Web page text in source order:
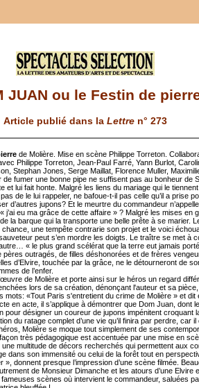
JUAN ou le Festin de
Article publié dans la Lettre n° 273
de Molière. Mise en scène Philippe Torreton.
Philippe Torreton, Jean-Paul Farré, Yann Burlot,
Stephan Jones, Serge Maillat, Florence Muller,
fumer une bonne pipe ne suffisent pas au bonheur de
et lui fait honte. Malgré les liens du mariage qui le
de le lui rappeler, ne bafoue-t-il pas celle qu’il a prise
d’autres jupons? Et le meurtre du commandeur
j’ai eu ma grâce de cette affaire » ? Malgré les mises en
la barque qui la transporte une belle prête à se marier.
chance, une tempête contrarie son projet et le voici
peut s’en mordre les doigts. Le traître se met à
« le plus grand scélérat que la terre eut jamais
pères outragés, de filles déshonorées et de frères
d’Elvire, touchée par la grâce, ne le détourneront de
de l’enfer.
de Molière et porte ainsi sur le héros un regard
lors de sa création, dénonçant l'auteur et sa
mots: «Tout Paris s'entretient du crime de Molière » et dit
en acte, il s’applique à démontrer que Dom Juan, dont
pour désigner un coureur de jupons impénitent croquant
du ratage complet d’une vie qu’il finira par perdre, car
Molière se moque tout simplement de ses
très pédagogique est accentuée par une mise en
multitude de décors recherchés qui permettent aux
dans son immensité ou celui de la forêt tout en
donnent presque l’impression d’une scène filmée.
de Monsieur Dimanche et les atours d’une Elvire
scènes où intervient le commandeur, saluées